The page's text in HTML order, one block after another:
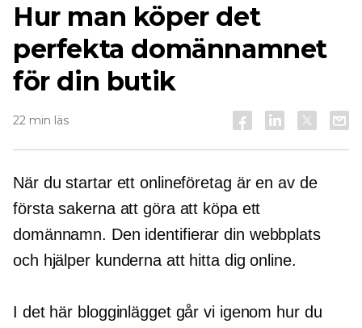
Hur man köper det
perfekta domännamnet
för din butik
22 min läs
När du startar ett onlineföretag är en av de
första sakerna att göra att köpa ett
domännamn. Den identifierar din webbplats
och hjälper kunderna att hitta dig online.
I det här blogginlägget går vi igenom hur du